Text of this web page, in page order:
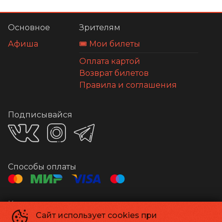
Сайт использует cookies при
Основное
Афиша
Зрителям
🎟️ Мои билеты
Оплата картой
Возврат билетов
Правила и соглашения
Подписывайся
Способы оплаты
Контакты
Касса
+7 4152 34-43-55